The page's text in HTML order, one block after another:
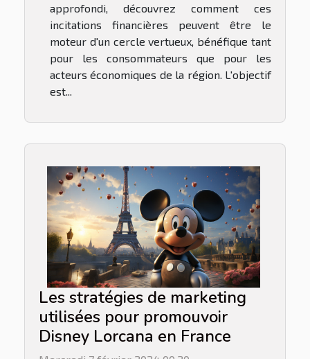
approfondi, découvrez comment ces
incitations financières peuvent être le
moteur d'un cercle vertueux, bénéfique tant
pour les consommateurs que pour les
acteurs économiques de la région. L'objectif
est...
Les stratégies de marketing
utilisées pour promouvoir
Disney Lorcana en France